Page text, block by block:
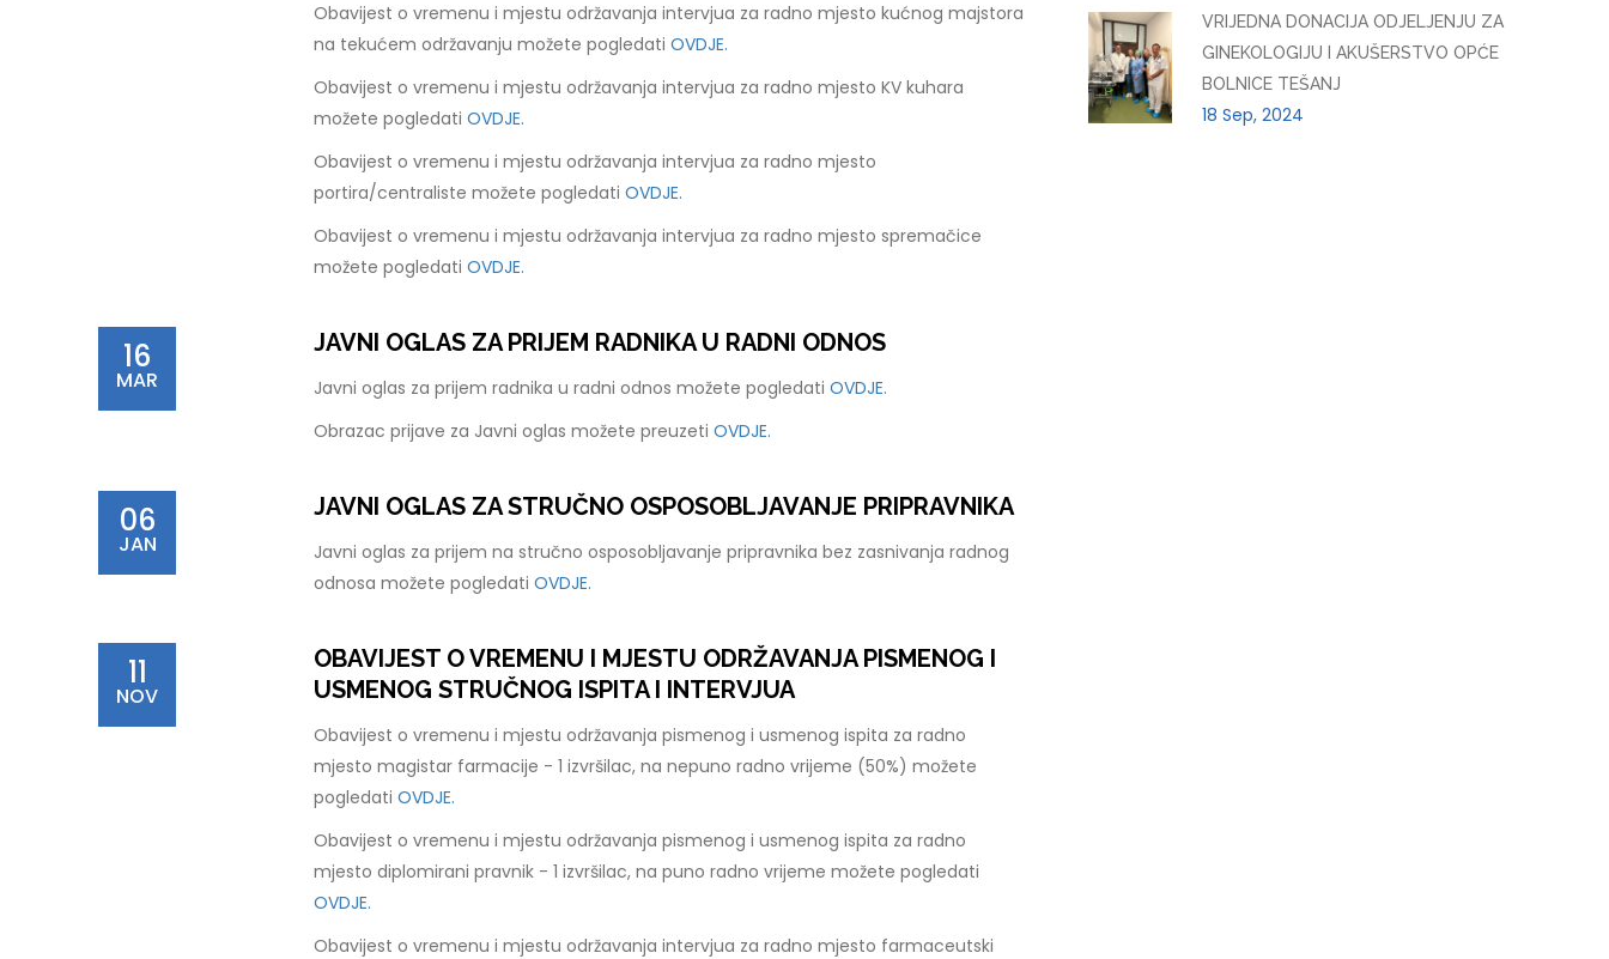
Obavijest o vremenu i mjestu održavanja intervjua za radno mjesto kućnog majstora
na tekućem održavanju možete pogledati OVDJE.
Obavijest o vremenu i mjestu održavanja intervjua za radno mjesto KV kuhara
možete pogledati OVDJE.
Obavijest o vremenu i mjestu održavanja intervjua za radno mjesto
portira/centraliste možete pogledati OVDJE.
Obavijest o vremenu i mjestu održavanja intervjua za radno mjesto spremačice
možete pogledati OVDJE.
16
MAR
JAVNI OGLAS ZA PRIJEM RADNIKA U RADNI ODNOS
Javni oglas za prijem radnika u radni odnos možete pogledati OVDJE.
Obrazac prijave za Javni oglas možete preuzeti OVDJE.
06
JAN
JAVNI OGLAS ZA STRUČNO OSPOSOBLJAVANJE PRIPRAVNIKA
Javni oglas za prijem na stručno osposobljavanje pripravnika bez zasnivanja radnog
odnosa možete pogledati OVDJE.
11
NOV
OBAVIJEST O VREMENU I MJESTU ODRŽAVANJA PISMENOG I
USMENOG STRUČNOG ISPITA I INTERVJUA
Obavijest o vremenu i mjestu održavanja pismenog i usmenog ispita za radno
mjesto magistar farmacije - 1 izvršilac, na nepuno radno vrijeme (50%) možete
pogledati OVDJE.
Obavijest o vremenu i mjestu održavanja pismenog i usmenog ispita za radno
mjesto diplomirani pravnik - 1 izvršilac, na puno radno vrijeme možete pogledati
OVDJE.
Obavijest o vremenu i mjestu održavanja intervjua za radno mjesto farmaceutski
VRIJEDNA DONACIJA ODJELJENJU ZA
GINEKOLOGIJU I AKUŠERSTVO OPĆE
BOLNICE TEŠANJ
18 Sep, 2024